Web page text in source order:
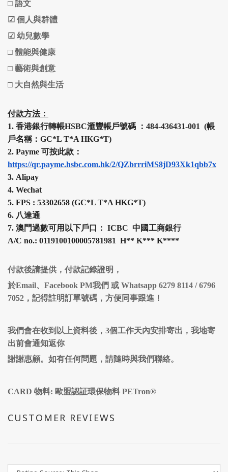
□ 語文
☑ 個人與群體
☑ 幼兒數學
□ 體能與健康
□ 藝術與創意
□ 大自然與生活
付款方法：
1. 香港銀行轉帳HSBC滙豐帳戶號碼 ：484-436431-001 (帳
戶名稱：GC*L T*A HKG*T)
2. Payme 可按此款：
https://qr.payme.hsbc.com.hk/2/QZbrrriMS8jD93Xk1qbb7x
3. Alipay
4. Wechat
5. FPS : 53302658 (GC*L T*A HKG*T)
6. 八達通
7. 澳門過數可用以下戶口： ICBC 中國工商銀行
A/C no.: 0119100100005781981 H** K*** K****
付款後請提供，付款記錄證明，
於Email、Facebook PM我們 或 Whatsapp 6279 8114 / 6796
7052，記得註明訂單號碼，方便同事跟進！
我們會在收到以上資料後，3個工作天內安排寄出，我地寄
出前會通知返你
謝謝惠顧。如有任何問題，請隨時與我們聯絡。
CARD 物料: 歐盟認証環保物料 PETron®
CUSTOMER REVIEWS